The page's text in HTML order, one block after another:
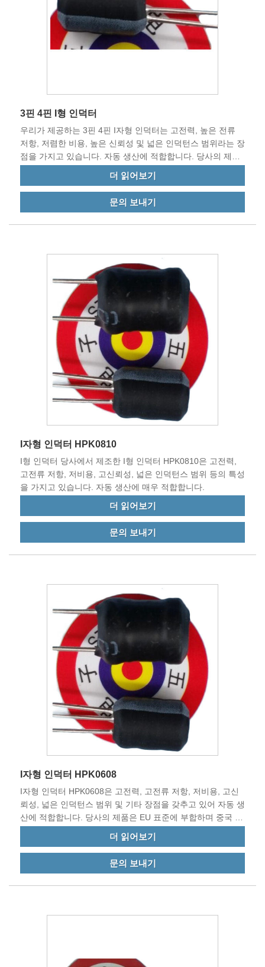
3핀 4핀 I형 인덕터
우리가 제공하는 3핀 4핀 I자형 인덕터는 고전력, 높은 전류
저항, 저렴한 비용, 높은 신뢰성 및 넓은 인덕턴스 범위라는 장
점을 가지고 있습니다. 자동 생산에 적합합니다. 당사의 제품
더 읽어보기
문의 보내기
I자형 인덕터 HPK0810
I형 인덕터 당사에서 제조한 I형 인덕터 HPK0810은 고전력,
고전류 저항, 저비용, 고신뢰성, 넓은 인덕턴스 범위 등의 특성
을 가지고 있습니다. 자동 생산에 매우 적합합니다.
더 읽어보기
문의 보내기
I자형 인덕터 HPK0608
I자형 인덕터 HPK0608은 고전력, 고전류 저항, 저비용, 고신
뢰성, 넓은 인덕턴스 범위 및 기타 장점을 갖추고 있어 자동 생
산에 적합합니다. 당사의 제품은 EU 표준에 부합하며 중국 및
전 세계 다른 국가로 수출됩니다.
더 읽어보기
문의 보내기